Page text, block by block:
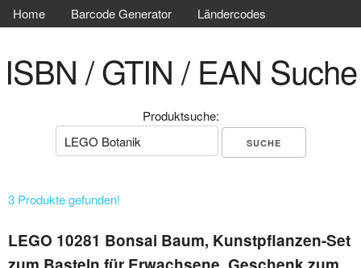
Home Barcode Generator Ländercodes
ISBN / GTIN / EAN Suche
Produktsuche:
3 Produkte gefunden!
LEGO 10281 Bonsai Baum, Kunstpflanzen-Set